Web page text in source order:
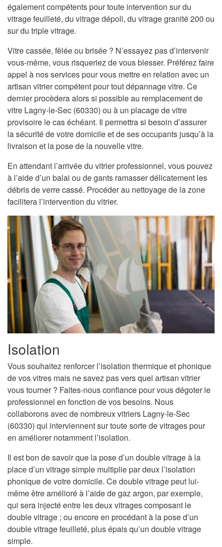
également compétents pour toute intervention sur du
vitrage feuilleté, du vitrage dépoli, du vitrage granité 200 ou
sur du triple vitrage.
Vitre cassée, fêlée ou brisée ? N’essayez pas d’intervenir
vous-même, vous risqueriez de vous blesser. Préférez faire
appel à nos services pour vous mettre en relation avec un
artisan vitrier compétent pour tout dépannage vitre. Ce
dernier procèdera alors si possible au remplacement de
vitre Lagny-le-Sec (60330) ou à un placage de vitre
provisoire le cas échéant. Il permettra si besoin d’assurer
la sécurité de votre domicile et de ses occupants jusqu’à la
livraison et la pose de la nouvelle vitre.
En attendant l’arrivée du vitrier professionnel, vous pouvez
à l’aide d’un balai ou de gants ramasser délicatement les
débris de verre cassé. Procéder au nettoyage de la zone
facilitera l’intervention du vitrier.
Isolation
Vous souhaitez renforcer l’isolation thermique et phonique
de vos vitres mais ne savez pas vers quel artisan vitrier
vous tourner ? Faites-nous confiance pour vous dégoter le
professionnel en fonction de vos besoins. Nous
collaborons avec de nombreux vitriers Lagny-le-Sec
(60330) qui interviennent sur toute sorte de vitrages pour
en améliorer notamment l’isolation.
Il est bon de savoir que la pose d’un double vitrage à la
place d’un vitrage simple multiplie par deux l’isolation
phonique de votre domicile. Ce double vitrage peut lui-
même être amélioré à l’aide de gaz argon, par exemple,
qui sera injecté entre les deux vitrages composant le
double vitrage ; ou encore en procédant à la pose d’un
double vitrage feuilleté, plus épais qu’un double vitrage
simple.